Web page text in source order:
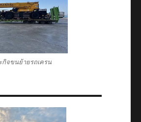
กิจขนย้ายรถเครน